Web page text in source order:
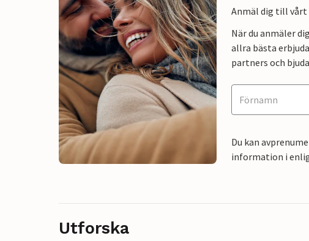
Anmäl dig till vårt
När du anmäler
allra bästa
partners och
Du kan
information i
Utforska